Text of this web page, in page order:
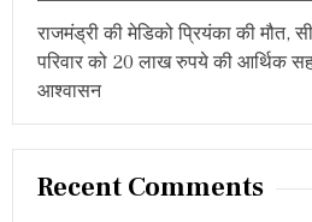
राजमंड्री की मेडिको प्रियंका की मौत,
परिवार को 20 लाख रुपये की आर्थिक
आश्वासन
Recent Comments